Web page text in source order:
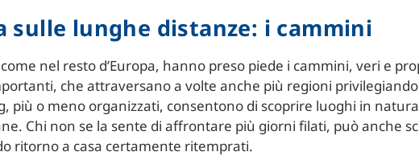
sulle lunghe distanze: i cammini
nel resto d’Europa, hanno preso piede i cammini, veri e
che attraversano a volte anche più regioni
più o meno organizzati, consentono di scoprire luoghi in
Chi non se la sente di affrontare più giorni filati, può anche
ritorno a casa certamente ritemprati.